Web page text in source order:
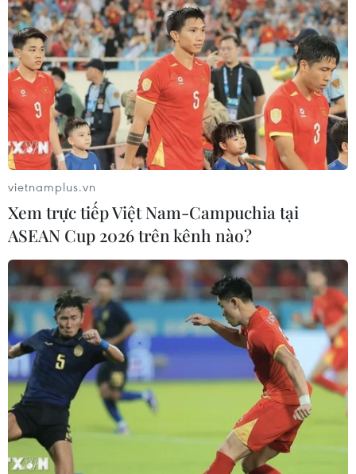
Cộng đồng tình báo Mỹ qua lăng kính của
Tân Hoa xã
02/09/2021 10:40
Tân Hoa xã đã liệt kê 3 nguyên nhân khiến họ nhận
định danh tiếng của cộng đồng tình báo Mỹ thường
được phóng đại, thực tế không như dư luận đồn đoán.
vietnamplus.vn
Xem trực tiếp Việt Nam-Campuchia tại
ASEAN Cup 2026 trên kênh nào?